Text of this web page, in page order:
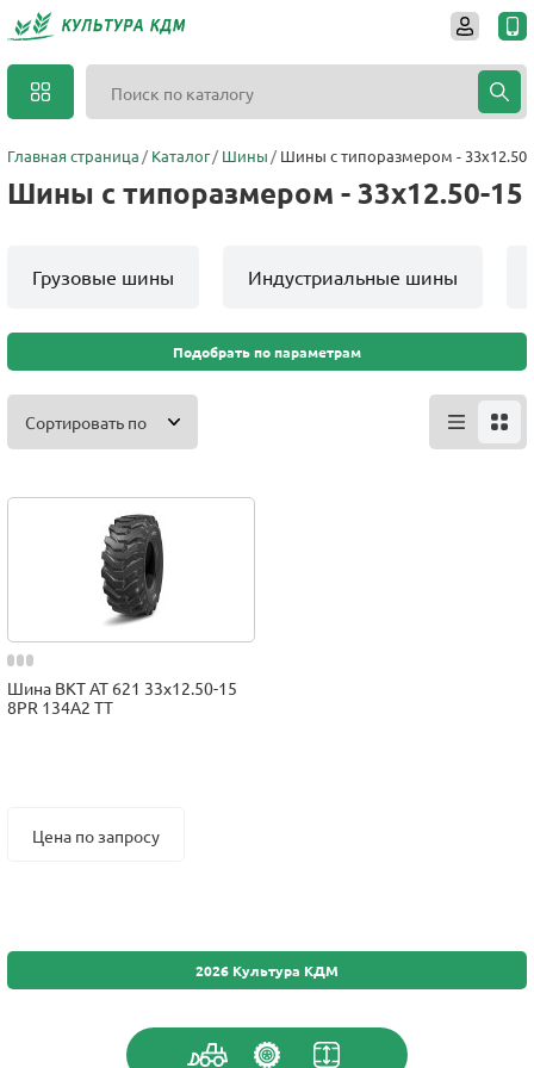
Главная страница Каталог Шины Шины с типоразмером - 33x12.50-
Шины с типоразмером - 33x12.50-15
Грузовые шины Индустриальные шины
Подобрать по параметрам
Сортировать по
Шина BKT AT 621 33x12.50-15
8PR 134A2 TT
Цена по запросу
2026 Культура КДМ